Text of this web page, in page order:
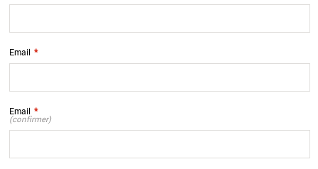
Email *
Email *
(confirmer)